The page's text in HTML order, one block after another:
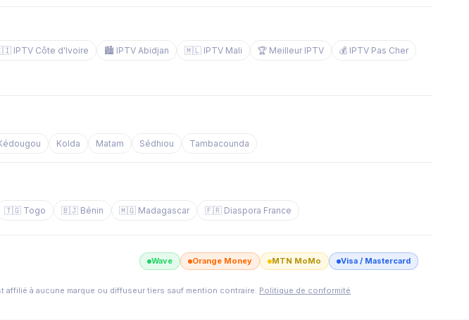
IPTV Côte d'Ivoire 🏙️ IPTV Abidjan 🇲🇱 IPTV Mali 🏆 Meilleur IPTV
💰 IPTV Pas Cher
Kolda Matam Sédhiou Tambacounda
🇹🇬 Togo 🇧🇯 Bénin 🇲🇬 Madagascar 🇫🇷 Diaspora France
Wave Orange Money MTN MoMo Visa / Mastercard
à aucune marque ou diffuseur tiers sauf mention contraire. Politique de conformité